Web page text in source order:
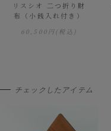
リスシオ 二つ折り財
布（小銭入れ付き）
60,500円(税込)
チェックしたアイテム